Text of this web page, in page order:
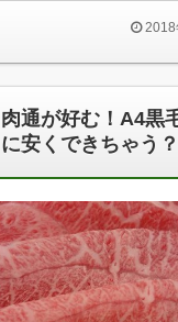
2018
肉通が好む！A4黒
に安くできちゃう？